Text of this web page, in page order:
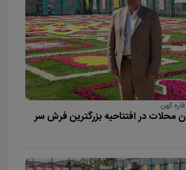
کهن
محلات در افتتاحیه بزرگترین فرش سر